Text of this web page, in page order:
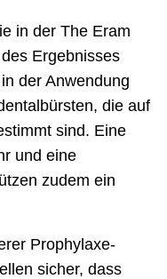
in der The Eram
Ergebnisses
der Anwendung
die auf
sind. Eine
und eine
zudem ein
Prophylaxe-
sicher, dass